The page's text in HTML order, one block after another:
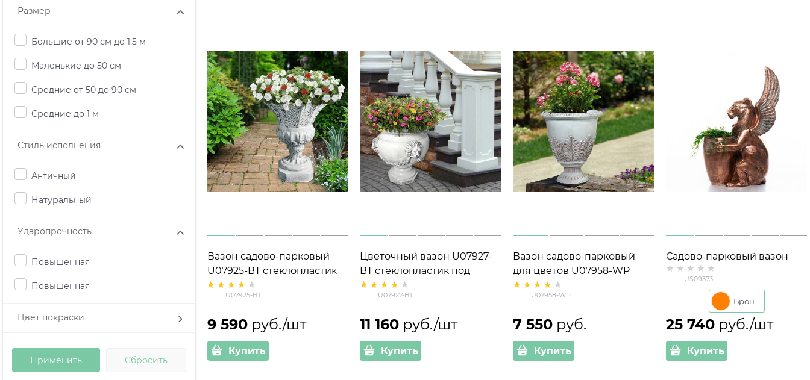
Размер
Большие от 90 см до 1.5 м
Маленькие до 50 см
Средние от 50 до 90 см
Средние до 1 м
Стиль исполнения
Античный
Натуральный
Ударопрочность
Повышенная
Повышенная
Цвет покраски
Вазон садово-парковый
U07925-BT стеклопластик
под бетон
U07925-BT
9 590 руб./шт
Купить
Цветочный вазон U07927-
BT стеклопластик под
бетон h=59 см
U07927-BT
11 160 руб./шт
Купить
Вазон садово-парковый
для цветов U07958-WP
высота 49 см
U07958-WP
7 550 руб.
Купить
Садово-парковый вазон
Грифон US09373
стеклопластик под бронзу
US09373
25 740 руб./шт
Купить